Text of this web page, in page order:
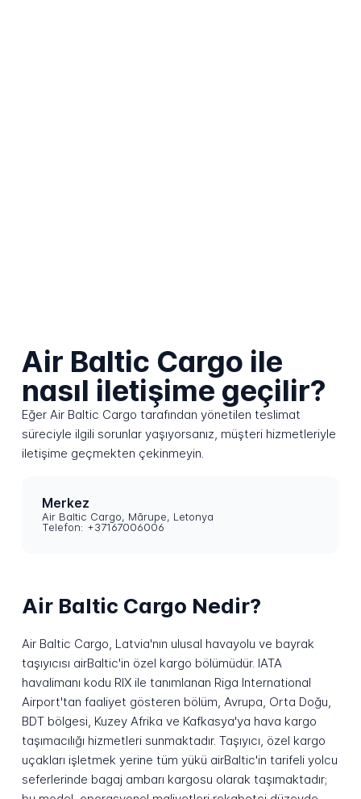
Air Baltic Cargo ile
nasıl iletişime geçilir?
Eğer Air Baltic Cargo tarafından yönetilen teslimat
süreciyle ilgili sorunlar yaşıyorsanız, müşteri hizmetleriyle
iletişime geçmekten çekinmeyin.
Merkez
Air Baltic Cargo, Mārupe, Letonya
Telefon: +37167006006
Air Baltic Cargo Nedir?
Air Baltic Cargo, Latvia'nın ulusal havayolu ve bayrak
taşıyıcısı airBaltic'in özel kargo bölümüdür. IATA
havalimanı kodu RIX ile tanımlanan Riga International
Airport'tan faaliyet gösteren bölüm, Avrupa, Orta Doğu,
BDT bölgesi, Kuzey Afrika ve Kafkasya'ya hava kargo
taşımacılığı hizmetleri sunmaktadır. Taşıyıcı, özel kargo
uçakları işletmek yerine tüm yükü airBaltic'in tarifeli yolcu
seferlerinde bagaj ambarı kargosu olarak taşımaktadır;